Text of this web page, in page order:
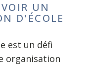
UN
D'ÉCOLE
est un défi
organisation